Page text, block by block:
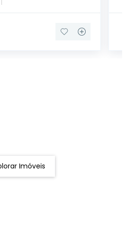
Imóveis